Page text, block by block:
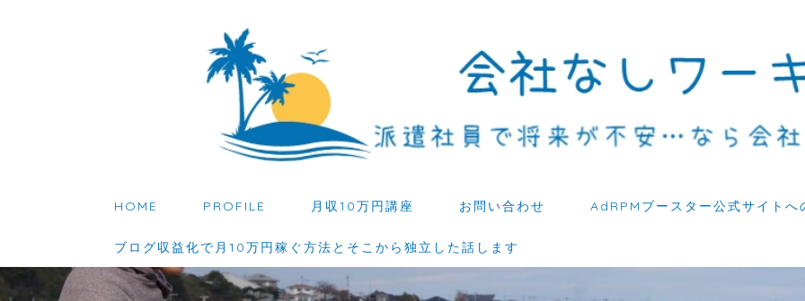
HOME PROFILE 月収10万円講座 お問い合わせ AdRPMブースター公式サイトへ
ブログ収益化で月10万円稼ぐ方法とそこから独立した話します